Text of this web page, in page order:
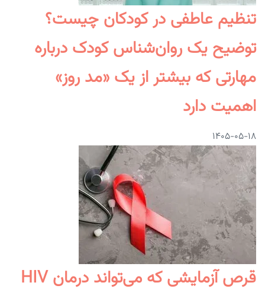
تنظیم عاطفی در کودکان چیست؟
توضیح یک روان‌شناس کودک درباره
مهارتی که بیشتر از یک «مد روز»
اهمیت دارد
۱۴۰۵-۰۵-۱۸
قرص آزمایشی که می‌تواند درمان HIV